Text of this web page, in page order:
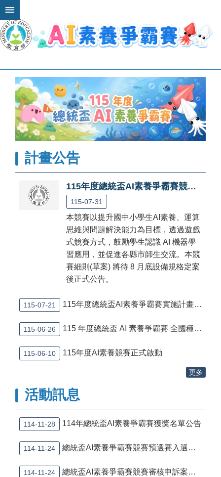
跳到主要內容區塊
進
階
搜
尋
最
新
息
活
動
紀
計畫公告
115年度總統盃AI素養爭霸賽競賽細則(草案) 公告
115-07-31
本競賽以提升國中小學生AI素養、運算
思維與問題解決能力為目標，透過遊戲
式競賽方式，鼓勵學生認識 AI 機器學
習應用，並促進各縣市師生交流。本競
賽細則(草案) 將待 8 月底設備規格定案
後正式公告。
115-07-21 115年度總統盃AI素養爭霸賽實施計畫 公告
115-06-26 115 年度總統盃 AI 素養爭霸賽 全國種子教師課程研習計畫 公告
115-06-10 115年度AI素養競賽正式啟動
更多
活動訊息
114-11-28 114年總統盃AI素養爭霸賽獲獎名單公告
114-11-24 總統盃AI素養爭霸賽競賽預選賽入選名單及賽程公告
114-11-24 總統盃AI素養爭霸賽競賽審核申訴案件決議結果公告